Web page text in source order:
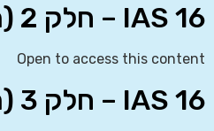
IAS 16 – חלק 2 (הכרת התקן)
Open to access this content
IAS 16 – חלק 3 (הכרת התקן)